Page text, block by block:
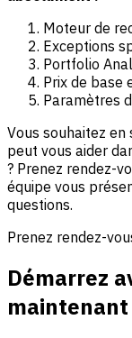
Moteur de
Exceptions
Portfolio
Prix de base
Paramètres
Vous souhaitez
peut vous aider
? Prenez rendez-
équipe vous
questions.
Prenez rendez-
Démarrez
maintenant